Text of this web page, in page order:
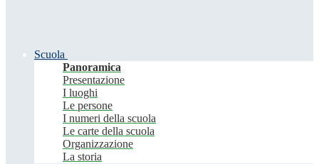
Scuola
Panoramica
Presentazione
I luoghi
Le persone
I numeri della scuola
Le carte della scuola
Organizzazione
La storia